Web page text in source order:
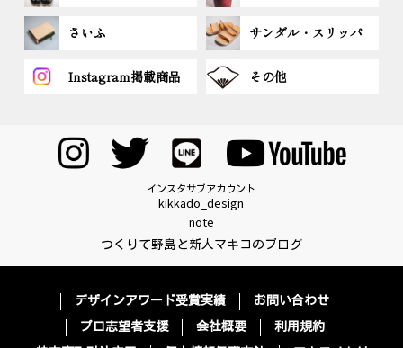
さいふ サンダル・スリッパ
Instagram掲載商品 その他
インスタサブアカウント
kikkado_design
note
つくりて野島と新人マキコのブログ
デザインアワード受賞実績
お問い合わせ
プロ志望者支援
会社概要
利用規約